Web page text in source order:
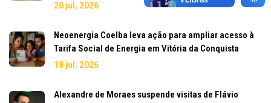
20 jul, 2026
Neoenergia Coelba leva ação para ampliar acesso à
Tarifa Social de Energia em Vitória da Conquista
18 jul, 2026
Alexandre de Moraes suspende visitas de Flávio